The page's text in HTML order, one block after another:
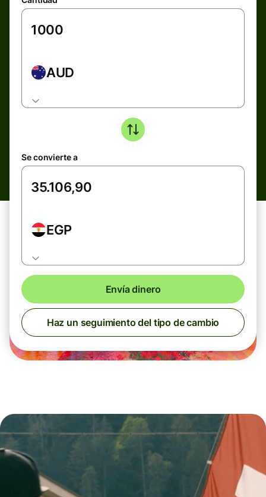
AUD
Se convierte a
EGP
Envía dinero
Haz un seguimiento del tipo de cambio